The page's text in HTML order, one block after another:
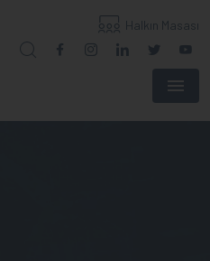
Halkın Masası
Menu